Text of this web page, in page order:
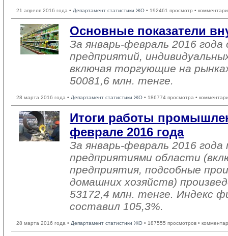
21 апреля 2016 года • Департамент статистики ЖО • 192461 просмотр •
Основные показатели
За январь-февраль 2016
предприятий,
включая торгующие на
50081,6 млн. тенге.
28 марта 2016 года • Департамент статистики ЖО • 186774 просмотра •
Итоги работы
феврале 2016 года
За январь-февраль 2016
предприятиями области
предприятия, подсобные
домашних хозяйств)
53172,4 млн. тенге. Индекс
составил 105,3%.
28 марта 2016 года • Департамент статистики ЖО • 187555 просмотров •